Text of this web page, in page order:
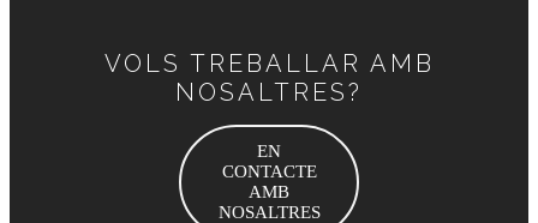
VOLS TREBALLAR AMB
NOSALTRES?
EN
CONTACTE
AMB
NOSALTRES